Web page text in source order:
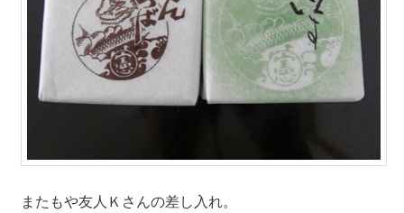
またもや友人Ｋさんの差し入れ。